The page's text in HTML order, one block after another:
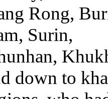
Rong,
Surin,
down to